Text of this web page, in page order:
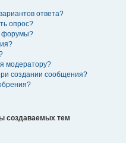
ответа?
опрос?
форумы?
модератору?
создании сообщения?
создаваемых тем